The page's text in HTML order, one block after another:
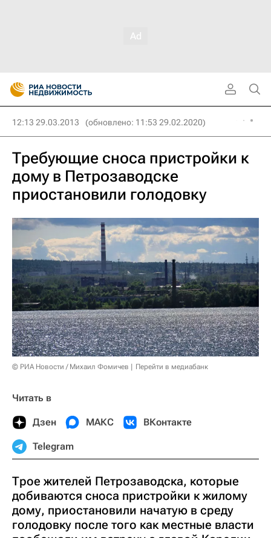
12:13 29.03.2013 (обновлено: 11:53 29.02.2020)
Требующие сноса пристройки к
дому в Петрозаводске
приостановили голодовку
© РИА Новости / Михаил Фомичев Перейти в медиабанк
Читать в
Дзен МАКС ВКонтакте
Telegram
Трое жителей Петрозаводска, которые
добиваются сноса пристройки к жилому
дому, приостановили начатую в среду
голодовку после того как местные власти